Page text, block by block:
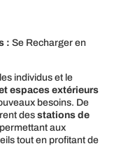
: Se Recharger en
individus et le
espaces extérieurs
besoins. De
des stations de
aux
tout en profitant de